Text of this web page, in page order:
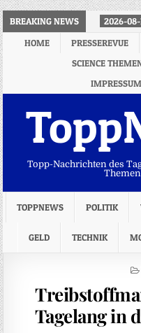
BREAKING NEWS 2026-08-
HOME
PRESSEREVUE
SCIENCE
Topp-Nachrichten des
TOPPNEWS POLITIK
GELD TECHNIK
Tagelang in